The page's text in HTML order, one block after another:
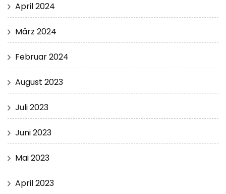
April 2024
März 2024
Februar 2024
August 2023
Juli 2023
Juni 2023
Mai 2023
April 2023